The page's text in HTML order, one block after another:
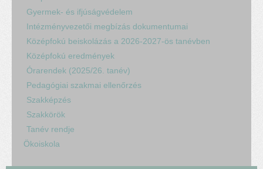
Gyermek- és ifjúságvédelem
Intézményvezetői megbízás dokumentumai
Középfokú beiskolázás a 2026-2027-ös tanévben
Középfokú eredmények
Órarendek (2025/26. tanév)
Pedagógiai szakmai ellenőrzés
Szakképzés
Szakkörök
Tanév rendje
Ökoiskola